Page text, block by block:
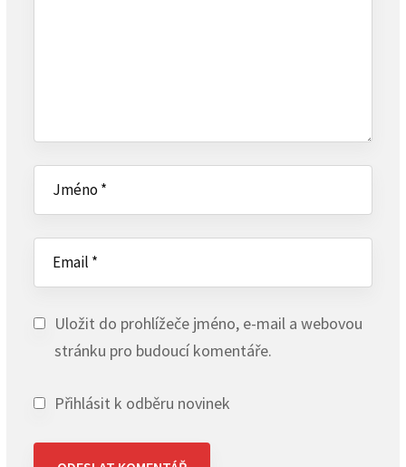
Uložit do prohlížeče jméno, e-mail a webovou
stránku pro budoucí komentáře.
Přihlásit k odběru novinek